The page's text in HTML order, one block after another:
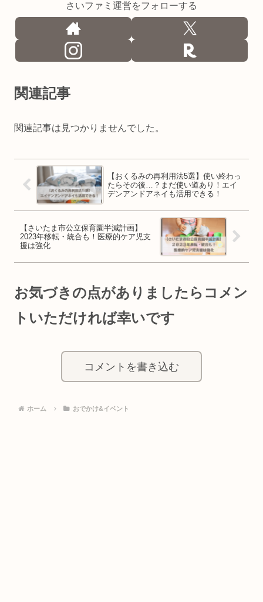
さいファミ運営をフォローする
関連記事
関連記事は見つかりませんでした。
【おくるみの再利用法5選】使い終わっ
たらその後…？まだ使い道あり！エイ
デンアンドアネイも活用できる！
【さいたま市公立保育園半減計画】
2023年移転・統合も！医療的ケア児支
援は強化
お気づきの点がありましたらコメン
トいただければ幸いです
コメントを書き込む
ホーム おでかけ&イベント